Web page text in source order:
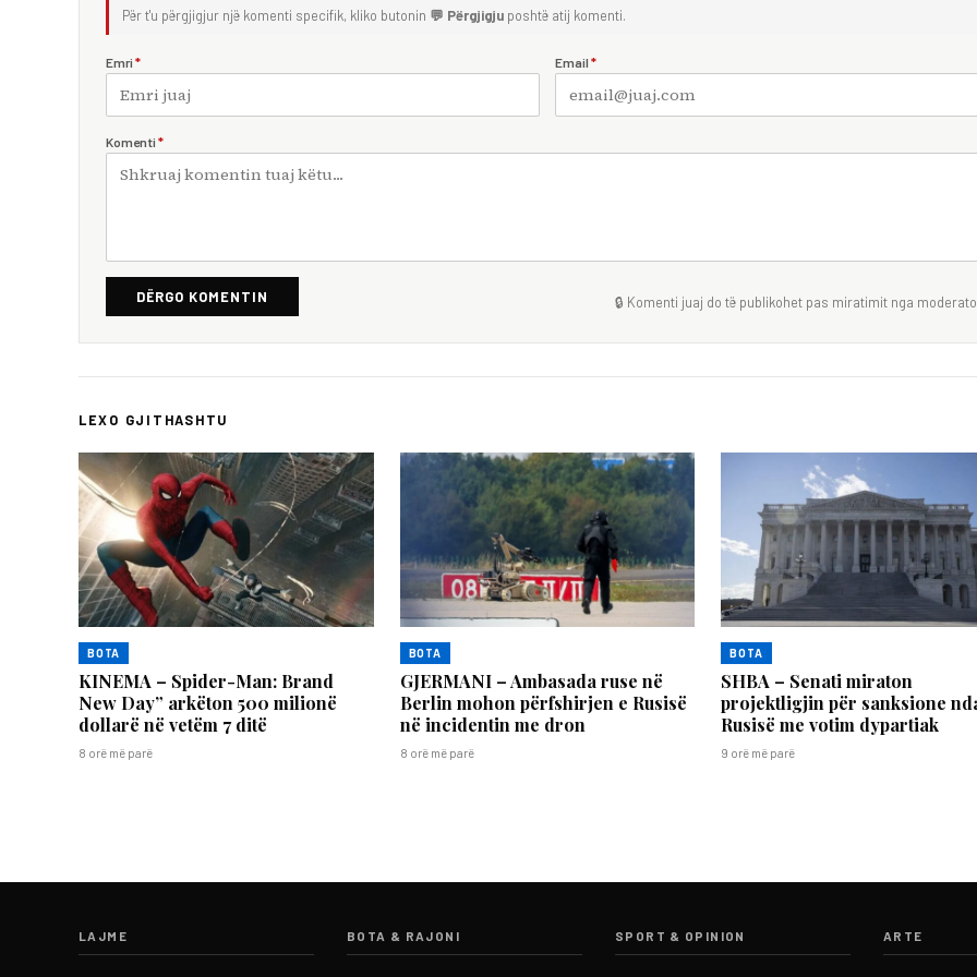
Për t'u përgjigjur një komenti specifik, kliko butonin 💬 Përgjigju poshtë atij komenti.
Emri * Email *
Komenti *
DËRGO KOMENTIN 🔒 Komenti juaj do të publikohet pas miratimit nga
LEXO GJITHASHTU
BOTA
KINEMA – Spider-Man: Brand
New Day” arkëton 500 milionë
dollarë në vetëm 7 ditë
8 orë më parë
BOTA
GJERMANI – Ambasada ruse në
Berlin mohon përfshirjen e Rusisë
në incidentin me dron
8 orë më parë
BOTA
SHBA – Senati miraton
projektligjin për sanksione
Rusisë me votim dypartiak
9 orë më parë
LAJME BOTA & RAJONI SPORT & OPINION ARTE